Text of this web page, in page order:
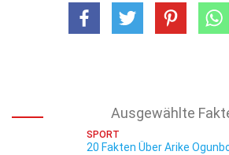
Ausgewählte
SPORT
20 Fakten Über Arike